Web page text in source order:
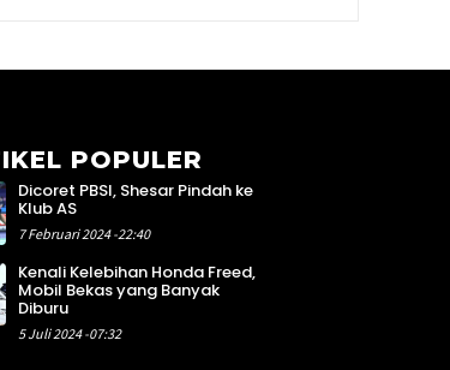
POPULER
Dicoret PBSI, Shesar Pindah ke
Klub AS
7 Februari 2024 -22:40
Kenali Kelebihan Honda Freed,
Mobil Bekas yang Banyak
Diburu
5 Juli 2024 -07:32